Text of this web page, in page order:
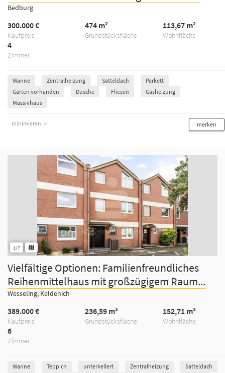
Bedburg
Kaufpreis
300.000 €
Grundstücksfläche
474 m²
Wohnfläche
113,67 m²
Zimmer
4
Wanne Zentralheizung Satteldach
Parkett
Garten vorhanden
Dusche Fliesen
Gasheizung
Massivhaus
minimieren merken
1/7
Vielfältige Optionen: Familienfreundliches
Reihenmittelhaus mit großzügigem Raum...
Wesseling, Keldenich
Kaufpreis
389.000 €
Grundstücksfläche
236,59 m²
Wohnfläche
152,71 m²
Zimmer
6
Wanne Teppich unterkellert Zentralheizung
Satteldach